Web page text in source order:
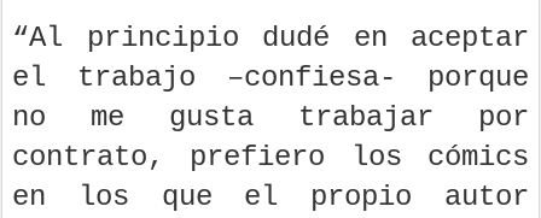
“Al principio dudé en aceptar
el trabajo –confiesa- porque
no me gusta trabajar por
contrato, prefiero los cómics
en los que el propio autor